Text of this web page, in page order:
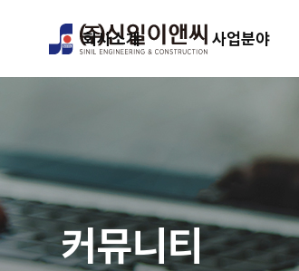
회사소개 사업분야
커뮤니티